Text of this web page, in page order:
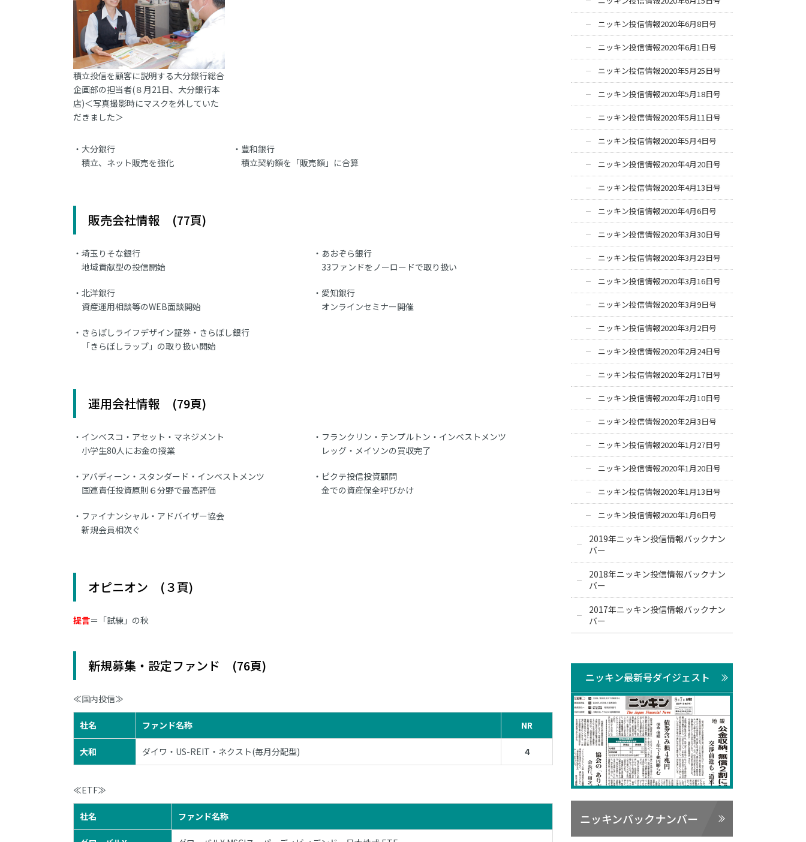
積立投信を顧客に説明する大分銀行総合
企画部の担当者(８月21日、大分銀行本
店)＜写真撮影時にマスクを外していた
だきました＞
大分銀行
積立、ネット販売を強化
豊和銀行
積立契約額を「販売額」に合算
販売会社情報 (77頁)
埼玉りそな銀行
地域貢献型の投信開始
あおぞら銀行
33ファンドをノーロードで取り扱い
北洋銀行
資産運用相談等のWEB面談開始
愛知銀行
オンラインセミナー開催
きらぼしライフデザイン証券・きらぼし銀行
「きらぼしラップ」の取り扱い開始
運用会社情報 (79頁)
インベスコ・アセット・マネジメント
小学生80人にお金の授業
フランクリン・テンプルトン・インベストメンツ
レッグ・メイソンの買収完了
アバディーン・スタンダード・インベストメンツ
国連責任投資原則６分野で最高評価
ピクテ投信投資顧問
金での資産保全呼びかけ
ファイナンシャル・アドバイザー協会
新規会員相次ぐ
オピニオン (３頁)
提言＝「試練」の秋
新規募集・設定ファンド (76頁)
≪国内投信≫
社名 ファンド名称 NR
大和 ダイワ・US-REIT・ネクスト(毎月分配型) 4
≪ETF≫
社名 ファンド名称
ニッキン投信情報2020年6月8日号
ニッキン投信情報2020年6月1日号
ニッキン投信情報2020年5月25日号
ニッキン投信情報2020年5月18日号
ニッキン投信情報2020年5月11日号
ニッキン投信情報2020年5月4日号
ニッキン投信情報2020年4月20日号
ニッキン投信情報2020年4月13日号
ニッキン投信情報2020年4月6日号
ニッキン投信情報2020年3月30日号
ニッキン投信情報2020年3月23日号
ニッキン投信情報2020年3月16日号
ニッキン投信情報2020年3月9日号
ニッキン投信情報2020年3月2日号
ニッキン投信情報2020年2月24日号
ニッキン投信情報2020年2月17日号
ニッキン投信情報2020年2月10日号
ニッキン投信情報2020年2月3日号
ニッキン投信情報2020年1月27日号
ニッキン投信情報2020年1月20日号
ニッキン投信情報2020年1月13日号
ニッキン投信情報2020年1月6日号
2019年ニッキン投信情報バックナン
バー
2018年ニッキン投信情報バックナン
バー
2017年ニッキン投信情報バックナン
バー
ニッキン最新号ダイジェスト
ニッキンバックナンバー